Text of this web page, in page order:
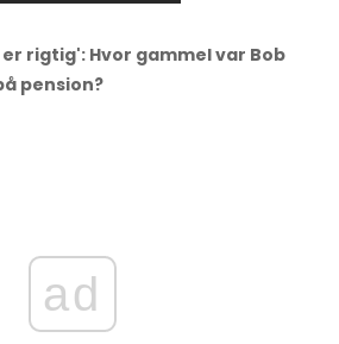
er rigtig': Hvor gammel var Bob
pension?
ad